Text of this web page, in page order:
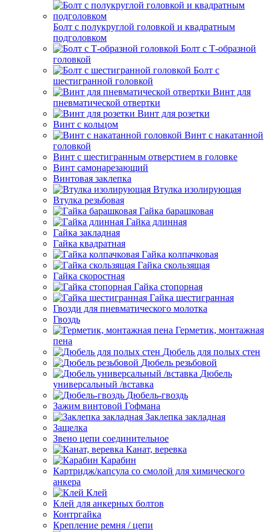
Болт с полукруглой головкой и квадратным
подголовком
Болт с Т-образной
головкой
Болт с
шестигранной головкой
Винт для
пневматической отвертки
Винт для розетки
Винт с кольцом
Винт с накатанной
головкой
Винт с шестигранным отверстием в головке
Винт самонарезающий
Винтовая заклепка
Втулка изолирующая
Втулка резьбовая
Гайка барашковая
Гайка длинная
Гайка закладная
Гайка квадратная
Гайка колпачковая
Гайка скользящая
Гайка скоростная
Гайка стопорная
Гайка шестигранная
Гвозди для пневматического молотка
Гвоздь
Герметик, монтажная
пена
Дюбель для полых стен
Дюбель резьбовой
Дюбель
универсальный /вставка
Дюбель-гвоздь
Зажим винтовой Гофмана
Заклепка закладная
Защелка
Звено цепи соединительное
Канат, веревка
Карабин
Картридж/капсула со смолой для химического
анкера
Клей
Клей для анкерных болтов
Контргайка
Крепление ремня / цепи